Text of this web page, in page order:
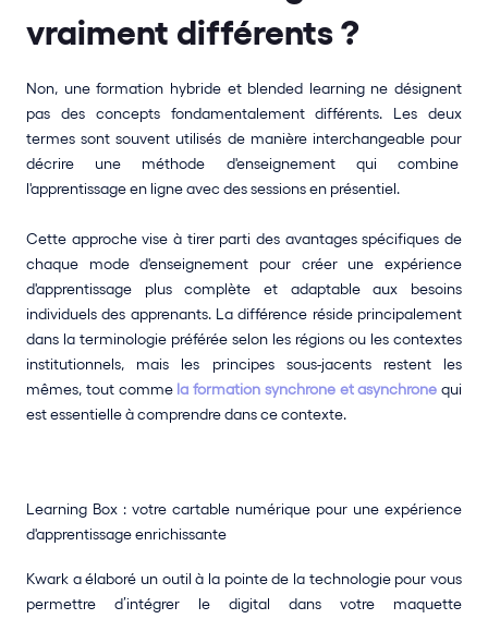
vraiment différents ?‍
Non, une formation hybride et blended learning ne désignent
pas des concepts fondamentalement différents. Les deux
termes sont souvent utilisés de manière interchangeable pour
décrire une méthode d'enseignement qui combine
l'apprentissage en ligne avec des sessions en présentiel.
Cette approche vise à tirer parti des avantages spécifiques de
chaque mode d'enseignement pour créer une expérience
d'apprentissage plus complète et adaptable aux besoins
individuels des apprenants. La différence réside principalement
dans la terminologie préférée selon les régions ou les contextes
institutionnels, mais les principes sous-jacents restent les
mêmes, tout comme la formation synchrone et asynchrone qui
est essentielle à comprendre dans ce contexte.
Learning Box : votre cartable numérique pour une expérience
d'apprentissage enrichissante
Kwark a élaboré un outil à la pointe de la technologie pour vous
permettre d’intégrer le digital dans votre maquette